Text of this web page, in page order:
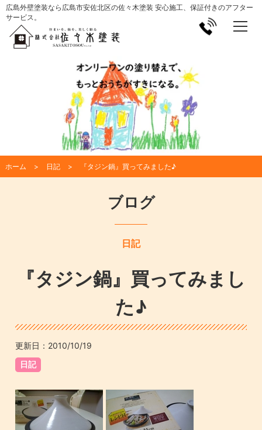
広島外壁塗装なら広島市安佐北区の佐々木塗装 安心施工、保証付きのアフター
サービス。
ホーム 日記 『タジン鍋』買ってみました♪
ブログ
日記
『タジン鍋』買ってみまし
た♪
更新日： 2010/10/19
日記